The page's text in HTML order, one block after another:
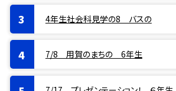
4年生社会科見学の8 バスの
7/8 用賀のまちの 6年生